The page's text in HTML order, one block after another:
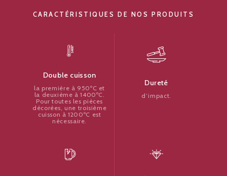
CARACTÉRISTIQUES DE NOS PRODUITS
Double cuisson
la première à 950ºC et
la deuxième à 1400ºC.
Pour toutes les pièces
décorées, une troisième
cuisson à 1200ºC est
nécessaire.
Dureté
d’impact.